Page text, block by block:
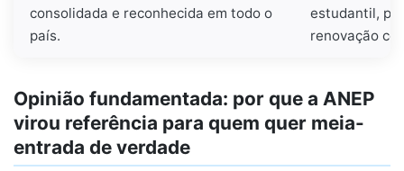
consolidada e reconhecida em todo o
país.
estudantil,
renovação
Opinião fundamentada: por que a ANEP
virou referência para quem quer meia-
entrada de verdade